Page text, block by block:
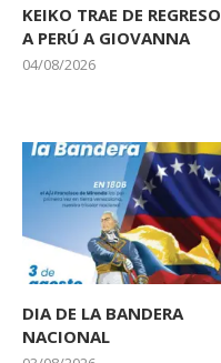
KEIKO TRAE DE REGRESO
A PERÚ A GIOVANNA
04/08/2026
DIA DE LA BANDERA
NACIONAL